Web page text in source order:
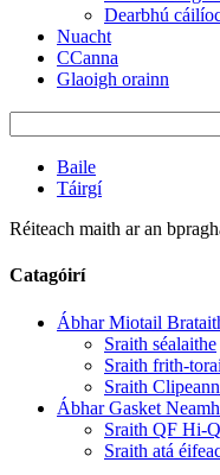
Dearbhú
Nuacht
CCanna
Glaoigh orainn
Baile
Táirgí
Réiteach maith ar an
Catagóirí
Ábhar Miotail
Sraith séalaithe
Sraith frith-
Sraith
Ábhar Gasket
Sraith QF Hi-Q
Sraith atá